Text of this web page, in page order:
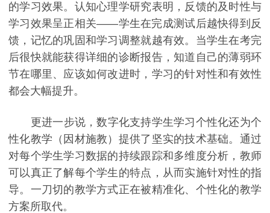
的学习效果。认知心理学研究表明，反馈的及时性与
学习效果呈正相关——学生在完成测试后越快得到反
馈，记忆的巩固和学习调整就越有效。当学生在考完
后很快就能获得详细的诊断报告，知道自己的薄弱环
节在哪里、应该如何改进时，学习的针对性和有效性
都会大幅提升。
更进一步说，数字化支持学生学习个性化还为个
性化教学（因材施教）提供了坚实的技术基础。通过
对每个学生学习数据的持续跟踪和多维度分析，教师
可以真正了解每个学生的特点，从而实施针对性的指
导。一刀切的教学方式正在被精准化、个性化的教学
方案所取代。